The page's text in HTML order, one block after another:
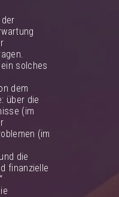
solches
dem
über die
(im
(im
die
finanzielle